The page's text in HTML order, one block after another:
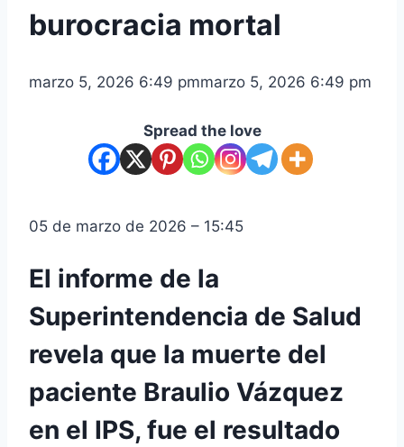
burocracia mortal
marzo 5, 2026 6:49 pmmarzo 5, 2026 6:49 pm
Spread the love
05 de marzo de 2026 – 15:45
El informe de la
Superintendencia de Salud
revela que la muerte del
paciente Braulio Vázquez
en el IPS, fue el resultado